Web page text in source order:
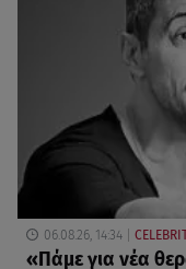
06.08.26, 14:34
«Πάμε για νέα